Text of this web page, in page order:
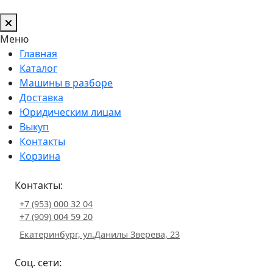
Меню
Главная
Каталог
Машины в разборе
Доставка
Юридическим лицам
Выкуп
Контакты
Корзина
Контакты:
+7 (953) 000 32 04
+7 (909) 004 59 20
Екатеринбург, ул.Данилы Зверева, 23
Соц. сети: